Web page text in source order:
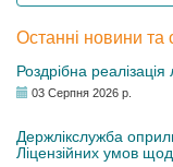
Останні новини та
Роздрібна реалізація
03 Серпня 2026 р.
Держлікслужба
Ліцензійних умов